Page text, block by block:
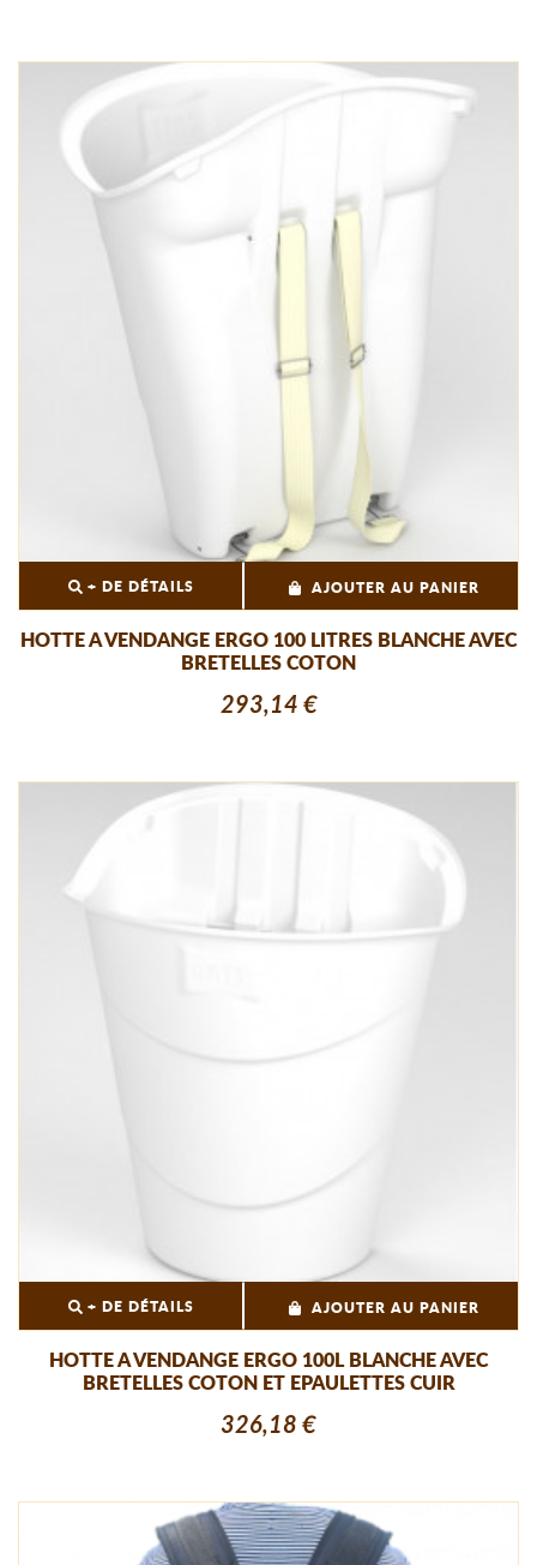
+ DE DÉTAILS AJOUTER AU PANIER
HOTTE A VENDANGE ERGO 100 LITRES BLANCHE AVEC
BRETELLES COTON
293,14 €
+ DE DÉTAILS AJOUTER AU PANIER
HOTTE A VENDANGE ERGO 100L BLANCHE AVEC
BRETELLES COTON ET EPAULETTES CUIR
326,18 €